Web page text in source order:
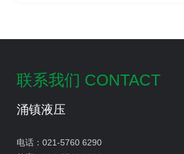
联系我们 CONTACT
涌镇液压
电话： 021-5760 6290